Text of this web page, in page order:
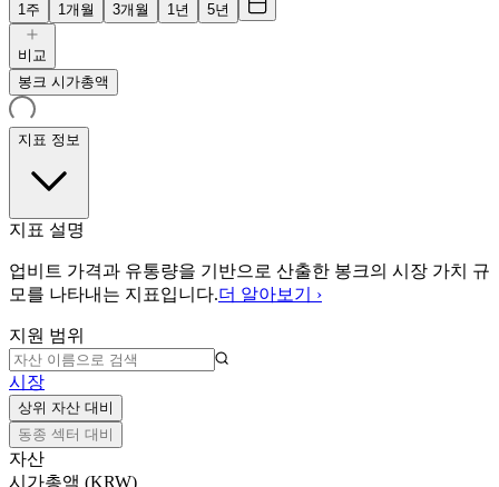
1주 1개월 3개월 1년 5년
비교
봉크 시가총액
지표 정보
지표 설명
업비트 가격과 유통량을 기반으로 산출한 봉크의 시장 가치 규
모를 나타내는 지표입니다.더 알아보기 ›
지원 범위
시장
상위 자산 대비
동종 섹터 대비
자산
시가총액 (KRW)